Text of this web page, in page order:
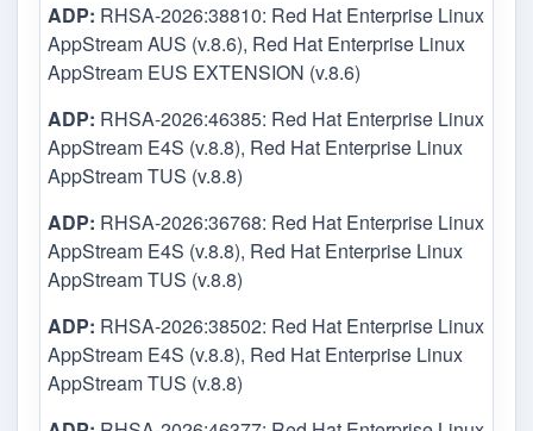
ADP: RHSA-2026:38810: Red Hat Enterprise Linux
AppStream AUS (v.8.6), Red Hat Enterprise Linux
AppStream EUS EXTENSION (v.8.6)
ADP: RHSA-2026:46385: Red Hat Enterprise Linux
AppStream E4S (v.8.8), Red Hat Enterprise Linux
AppStream TUS (v.8.8)
ADP: RHSA-2026:36768: Red Hat Enterprise Linux
AppStream E4S (v.8.8), Red Hat Enterprise Linux
AppStream TUS (v.8.8)
ADP: RHSA-2026:38502: Red Hat Enterprise Linux
AppStream E4S (v.8.8), Red Hat Enterprise Linux
AppStream TUS (v.8.8)